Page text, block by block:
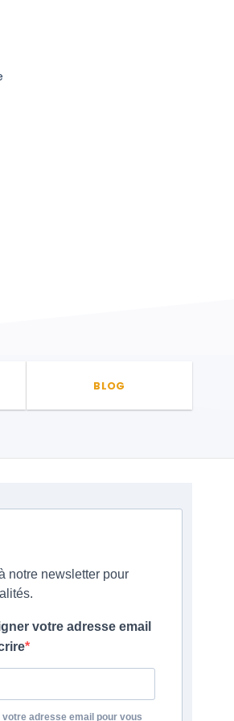
BLOG
notre newsletter pour
votre adresse email
adresse email pour vous